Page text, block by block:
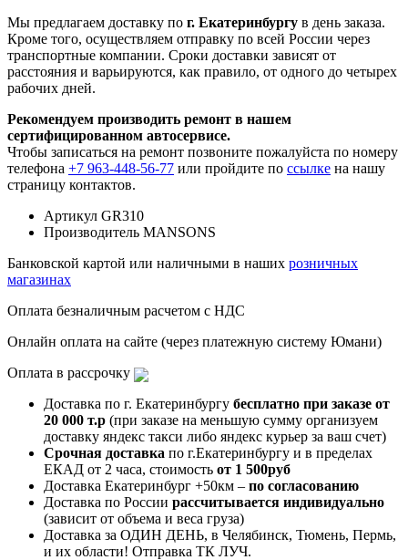
Мы предлагаем доставку по г. Екатеринбургу в день заказа.
Кроме того, осуществляем отправку по всей России через
транспортные компании. Сроки доставки зависят от
расстояния и варьируются, как правило, от одного до четырех
рабочих дней.
Рекомендуем производить ремонт в нашем
сертифицированном автосервисе.
Чтобы записаться на ремонт позвоните пожалуйста по номеру
телефона +7 963-448-56-77 или пройдите по ссылке на нашу
страницу контактов.
Артикул GR310
Производитель MANSONS
Банковской картой или наличными в наших розничных
магазинах
Оплата безналичным расчетом с НДС
Онлайн оплата на сайте (через платежную систему Юмани)
Оплата в рассрочку
Доставка по г. Екатеринбургу бесплатно при заказе от
20 000 т.р (при заказе на меньшую сумму организуем
доставку яндекс такси либо яндекс курьер за ваш счет)
Срочная доставка по г.Екатеринбургу и в пределах
ЕКАД от 2 часа, стоимость от 1 500руб
Доставка Екатеринбург +50км – по согласованию
Доставка по России рассчитывается индивидуально
(зависит от объема и веса груза)
Доставка за ОДИН ДЕНЬ, в Челябинск, Тюмень, Пермь,
и их области! Отправка ТК ЛУЧ.